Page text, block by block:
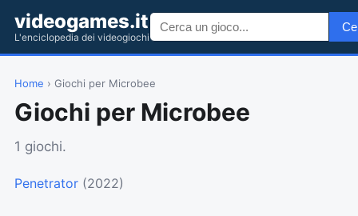
videogames.it
L'enciclopedia dei videogiochi
Home › Giochi per Microbee
Giochi per Microbee
1 giochi.
Penetrator (2022)